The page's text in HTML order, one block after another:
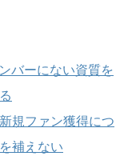
バーにない資質を
規ファン獲得につ
補えない